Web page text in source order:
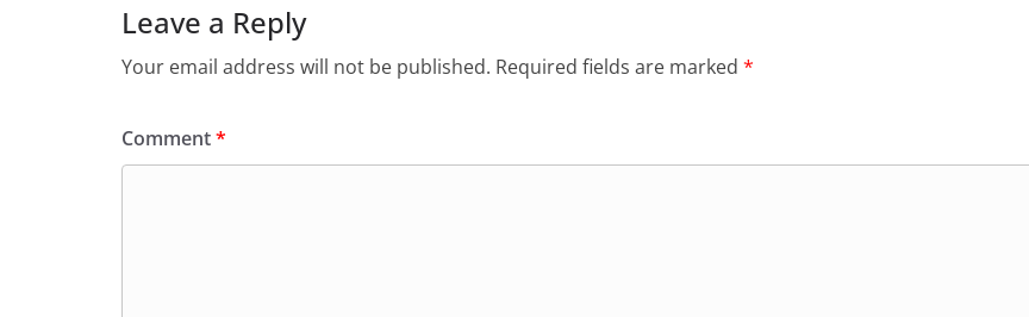
Leave a Reply
Your email address will not be published. Required fields are marked *
Comment*